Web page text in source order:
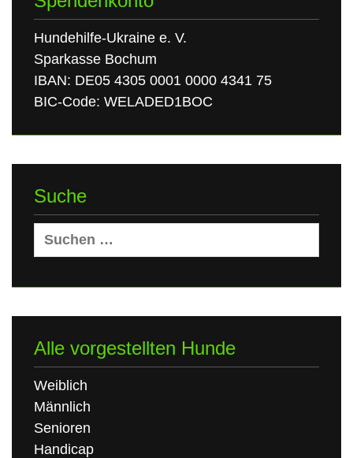
Hundehilfe-Ukraine e. V.
Sparkasse Bochum
IBAN: DE05 4305 0001 0000 4341 75
BIC-Code: WELADED1BOC
Suche
Suchen
nach:
Alle vorgestellten Hunde
Weiblich
Männlich
Senioren
Handicap